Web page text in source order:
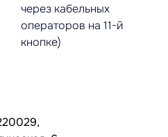
через кабельных
операторов на 11-й
кнопке)